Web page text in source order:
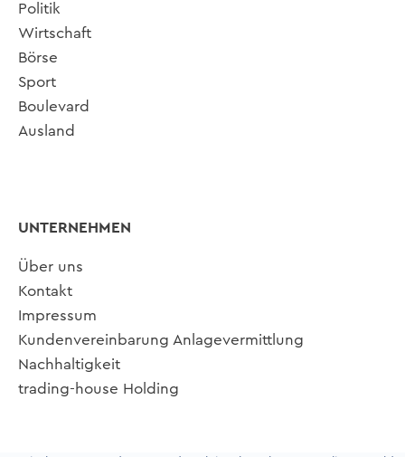
Politik
Wirtschaft
Börse
Sport
Boulevard
Ausland
UNTERNEHMEN
Über uns
Kontakt
Impressum
Kundenvereinbarung Anlagevermittlung
Nachhaltigkeit
trading-house Holding